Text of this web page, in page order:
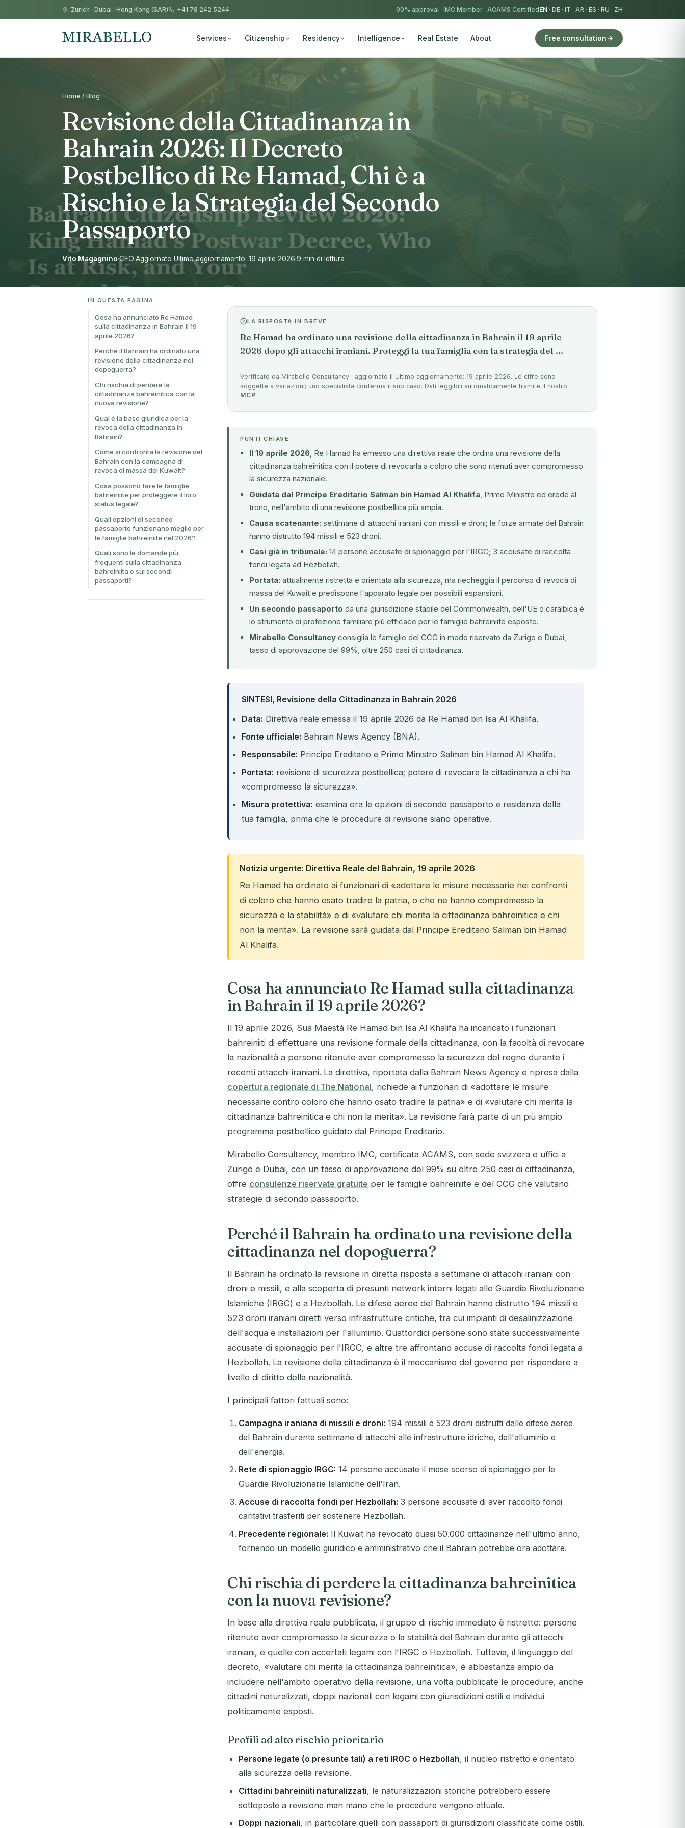
Zurich · Dubai · Hong Kong (SAR) +41 78 242 5244 99% approval · IMC Member · ACAMS CertifiedEN · DE · IT · AR · ES · RU · ZH
Services Citizenship Residency Intelligence Real Estate About Free consultation
Home / Blog
Revisione della Cittadinanza in
Bahrain 2026: Il Decreto
Postbellico di Re Hamad, Chi è a
Rischio e la Strategia del Secondo
Passaporto
Vito Magagnino·CEO·Aggiornato Ultimo aggiornamento: 19 aprile 2026·9 min di lettura
IN QUESTA PAGINA
Cosa ha annunciato Re Hamad
sulla cittadinanza in Bahrain il 19
aprile 2026?
Perché il Bahrain ha ordinato una
revisione della cittadinanza nel
dopoguerra?
Chi rischia di perdere la
cittadinanza bahreinitica con la
nuova revisione?
Qual è la base giuridica per la
revoca della cittadinanza in
Bahrain?
Come si confronta la revisione del
Bahrain con la campagna di
revoca di massa del Kuwait?
Cosa possono fare le famiglie
bahreiniite per proteggere il loro
status legale?
Quali opzioni di secondo
passaporto funzionano meglio per
le famiglie bahreiniite nel 2026?
Quali sono le domande più
frequenti sulla cittadinanza
bahreiniita e sui secondi
passaporti?
LA RISPOSTA IN BREVE
Re Hamad ha ordinato una revisione della cittadinanza in Bahrain il 19 aprile
2026 dopo gli attacchi iraniani. Proteggi la tua famiglia con la strategia del ...
Verificato da Mirabello Consultancy · aggiornato il Ultimo aggiornamento: 19 aprile 2026. Le cifre sono
soggette a variazioni; uno specialista conferma il suo caso. Dati leggibili automaticamente tramite il nostro
MCP.
PUNTI CHIAVE
Il 19 aprile 2026, Re Hamad ha emesso una direttiva reale che ordina una revisione della
cittadinanza bahreinitica con il potere di revocarla a coloro che sono ritenuti aver compromesso
la sicurezza nazionale.
Guidata dal Principe Ereditario Salman bin Hamad Al Khalifa, Primo Ministro ed erede al
trono, nell'ambito di una revisione postbellica più ampia.
Causa scatenante: settimane di attacchi iraniani con missili e droni; le forze armate del Bahrain
hanno distrutto 194 missili e 523 droni.
Casi già in tribunale: 14 persone accusate di spionaggio per l'IRGC; 3 accusate di raccolta
fondi legata ad Hezbollah.
Portata: attualmente ristretta e orientata alla sicurezza, ma riecheggia il percorso di revoca di
massa del Kuwait e predispone l'apparato legale per possibili espansioni.
Un secondo passaporto da una giurisdizione stabile del Commonwealth, dell'UE o caraibica è
lo strumento di protezione familiare più efficace per le famiglie bahreiniite esposte.
Mirabello Consultancy consiglia le famiglie del CCG in modo riservato da Zurigo e Dubai,
tasso di approvazione del 99%, oltre 250 casi di cittadinanza.
SINTESI, Revisione della Cittadinanza in Bahrain 2026
Data: Direttiva reale emessa il 19 aprile 2026 da Re Hamad bin Isa Al Khalifa.
Fonte ufficiale: Bahrain News Agency (BNA).
Responsabile: Principe Ereditario e Primo Ministro Salman bin Hamad Al Khalifa.
Portata: revisione di sicurezza postbellica; potere di revocare la cittadinanza a chi ha
«compromesso la sicurezza».
Misura protettiva: esamina ora le opzioni di secondo passaporto e residenza della
tua famiglia, prima che le procedure di revisione siano operative.
Notizia urgente: Direttiva Reale del Bahrain, 19 aprile 2026
Re Hamad ha ordinato ai funzionari di «adottare le misure necessarie nei confronti
di coloro che hanno osato tradire la patria, o che ne hanno compromesso la
sicurezza e la stabilità» e di «valutare chi merita la cittadinanza bahreinitica e chi
non la merita». La revisione sarà guidata dal Principe Ereditario Salman bin Hamad
Al Khalifa.
Cosa ha annunciato Re Hamad sulla cittadinanza
in Bahrain il 19 aprile 2026?
Il 19 aprile 2026, Sua Maestà Re Hamad bin Isa Al Khalifa ha incaricato i funzionari
bahreiniiti di effettuare una revisione formale della cittadinanza, con la facoltà di revocare
la nazionalità a persone ritenute aver compromesso la sicurezza del regno durante i
recenti attacchi iraniani. La direttiva, riportata dalla Bahrain News Agency e ripresa dalla
copertura regionale di The National, richiede ai funzionari di «adottare le misure
necessarie contro coloro che hanno osato tradire la patria» e di «valutare chi merita la
cittadinanza bahreinitica e chi non la merita». La revisione farà parte di un più ampio
programma postbellico guidato dal Principe Ereditario.
Mirabello Consultancy, membro IMC, certificata ACAMS, con sede svizzera e uffici a
Zurigo e Dubai, con un tasso di approvazione del 99% su oltre 250 casi di cittadinanza,
offre consulenze riservate gratuite per le famiglie bahreiniite e del CCG che valutano
strategie di secondo passaporto.
Perché il Bahrain ha ordinato una revisione della
cittadinanza nel dopoguerra?
Il Bahrain ha ordinato la revisione in diretta risposta a settimane di attacchi iraniani con
droni e missili, e alla scoperta di presunti network interni legati alle Guardie Rivoluzionarie
Islamiche (IRGC) e a Hezbollah. Le difese aeree del Bahrain hanno distrutto 194 missili e
523 droni iraniani diretti verso infrastrutture critiche, tra cui impianti di desalinizzazione
dell'acqua e installazioni per l'alluminio. Quattordici persone sono state successivamente
accusate di spionaggio per l'IRGC, e altre tre affrontano accuse di raccolta fondi legata a
Hezbollah. La revisione della cittadinanza è il meccanismo del governo per rispondere a
livello di diritto della nazionalità.
I principali fattori fattuali sono:
Campagna iraniana di missili e droni: 194 missili e 523 droni distrutti dalle difese aeree
del Bahrain durante settimane di attacchi alle infrastrutture idriche, dell'alluminio e
dell'energia.
Rete di spionaggio IRGC: 14 persone accusate il mese scorso di spionaggio per le
Guardie Rivoluzionarie Islamiche dell'Iran.
Accuse di raccolta fondi per Hezbollah: 3 persone accusate di aver raccolto fondi
caritativi trasferiti per sostenere Hezbollah.
Precedente regionale: Il Kuwait ha revocato quasi 50.000 cittadinanze nell'ultimo anno,
fornendo un modello giuridico e amministrativo che il Bahrain potrebbe ora adottare.
Chi rischia di perdere la cittadinanza bahreinitica
con la nuova revisione?
In base alla direttiva reale pubblicata, il gruppo di rischio immediato è ristretto: persone
ritenute aver compromesso la sicurezza o la stabilità del Bahrain durante gli attacchi
iraniani, e quelle con accertati legami con l'IRGC o Hezbollah. Tuttavia, il linguaggio del
decreto, «valutare chi merita la cittadinanza bahreinitica», è abbastanza ampio da
includere nell'ambito operativo della revisione, una volta pubblicate le procedure, anche
cittadini naturalizzati, doppi nazionali con legami con giurisdizioni ostili e individui
politicamente esposti.
Profili ad alto rischio prioritario
Persone legate (o presunte tali) a reti IRGC o Hezbollah, il nucleo ristretto e orientato
alla sicurezza della revisione.
Cittadini bahreiniiti naturalizzati, le naturalizzazioni storiche potrebbero essere
sottoposte a revisione man mano che le procedure vengono attuate.
Doppi nazionali, in particolare quelli con passaporti di giurisdizioni classificate come ostili.